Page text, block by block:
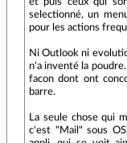
selectionné, un
pour les actions
Ni Outlook ni
n'a inventé la
facon dont ont
barre.
La seule chose qui
c'est "Mail" sous